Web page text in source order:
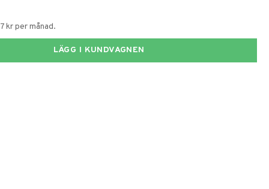
kr per månad.
LÄGG I KUNDVAGNEN